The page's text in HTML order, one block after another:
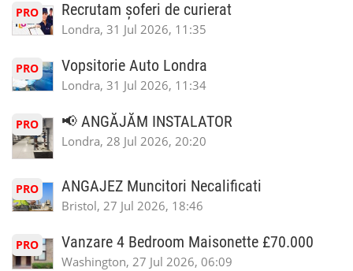
PRO Recrutam șoferi de curierat
Londra, 31 Jul 2026, 11:35
PRO Vopsitorie Auto Londra
Londra, 31 Jul 2026, 11:34
PRO 📢 ANGĂJĂM INSTALATOR
Londra, 28 Jul 2026, 20:20
PRO ANGAJEZ Muncitori Necalificati
Bristol, 27 Jul 2026, 18:46
PRO Vanzare 4 Bedroom Maisonette £70.000
Washington, 27 Jul 2026, 06:09